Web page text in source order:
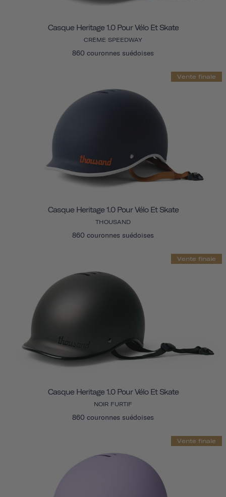
Casque Heritage 1.0 Pour Vélo Et Skate
CRÈME SPEEDWAY
860 couronnes suédoises
Vente finale
Casque Heritage 1.0 Pour Vélo Et Skate
THOUSAND
860 couronnes suédoises
Vente finale
Casque Heritage 1.0 Pour Vélo Et Skate
NOIR FURTIF
860 couronnes suédoises
Vente finale